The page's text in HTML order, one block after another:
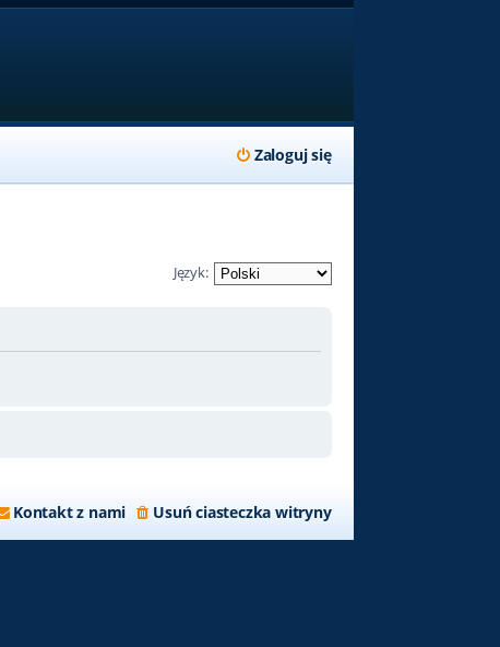
Zaloguj się
Język:
Usuń ciasteczka witryny
Kontakt z nami